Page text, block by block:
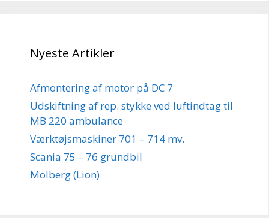
Nyeste Artikler
Afmontering af motor på DC 7
Udskiftning af rep. stykke ved luftindtag til
MB 220 ambulance
Værktøjsmaskiner 701 – 714 mv.
Scania 75 – 76 grundbil
Molberg (Lion)